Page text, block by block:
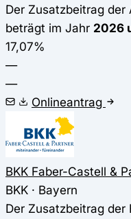
Der Zusatzbeitrag der
beträgt im Jahr 2026
17,07%
—
—
Onlineantrag
BKK Faber-Castell &
BKK · Bayern
Der Zusatzbeitrag der